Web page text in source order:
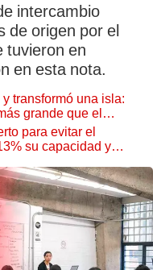
intercambio
de origen por el
tuvieron en
en esta nota.
transformó una isla:
grande que el
para evitar el
su capacidad y